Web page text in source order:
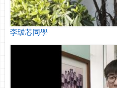
李瑗芯同學